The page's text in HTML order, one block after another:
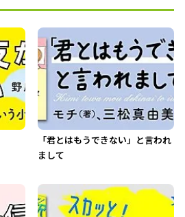
「君とはもうできない」と言われ
まして